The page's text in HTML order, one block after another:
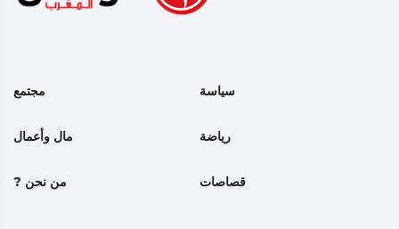
سياسة مجتمع
رياضة مال وأعمال
قصاصات من نحن ?